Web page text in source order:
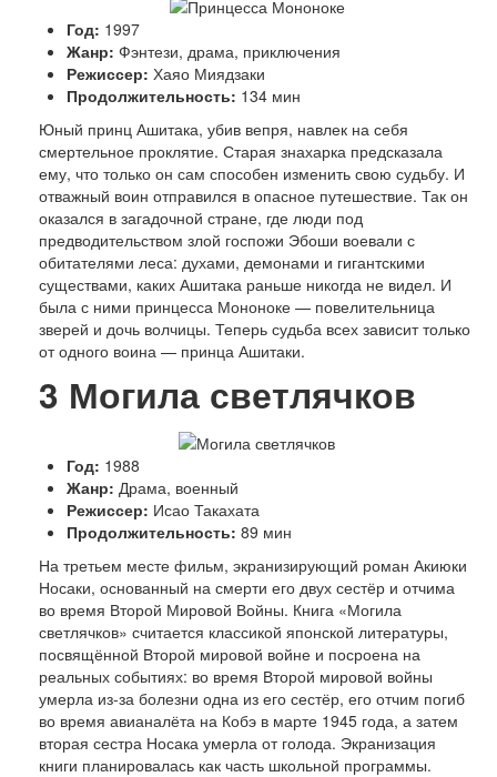
Год: 1997
Жанр: Фэнтези, драма, приключения
Режиссер: Хаяо Миядзаки
Продолжительность: 134 мин
Юный принц Ашитака, убив вепря, навлек на себя
смертельное проклятие. Старая знахарка предсказала
ему, что только он сам способен изменить свою судьбу. И
отважный воин отправился в опасное путешествие. Так он
оказался в загадочной стране, где люди под
предводительством злой госпожи Эбоши воевали с
обитателями леса: духами, демонами и гигантскими
существами, каких Ашитака раньше никогда не видел. И
была с ними принцесса Мононоке — повелительница
зверей и дочь волчицы. Теперь судьба всех зависит только
от одного воина — принца Ашитаки.
3 Могила светлячков
Год: 1988
Жанр: Драма, военный
Режиссер: Исао Такахата
Продолжительность: 89 мин
На третьем месте фильм, экранизирующий роман Акиюки
Носаки, основанный на смерти его двух сестёр и отчима
во время Второй Мировой Войны. Книга «Могила
светлячков» считается классикой японской литературы,
посвящённой Второй мировой войне и посроена на
реальных событиях: во время Второй мировой войны
умерла из-за болезни одна из его сестёр, его отчим погиб
во время авианалёта на Кобэ в марте 1945 года, а затем
вторая сестра Носака умерла от голода. Экранизация
книги планировалась как часть школьной программы.